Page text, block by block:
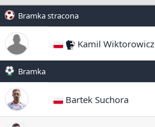
Bramka stracona
Kamil Wiktorowicz
Bramka
Bartek Suchora